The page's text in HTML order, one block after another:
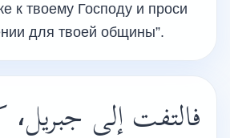
к твоему Господу и проси
для твоей общины”.
فالتفت إلى جبريل،